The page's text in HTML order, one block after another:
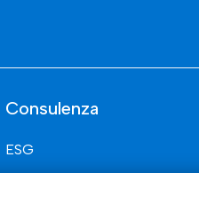
Consulenza
ESG